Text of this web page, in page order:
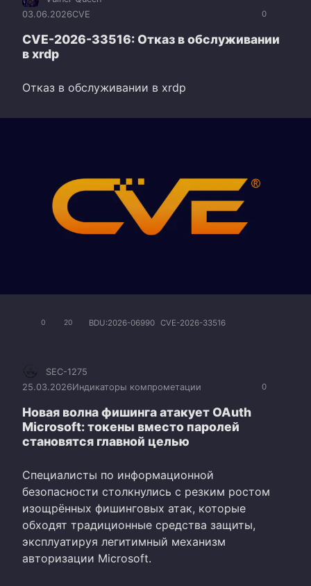
0
03.06.2026CVE
CVE-2026-33516: Отказ в обслуживании
в xrdp
Отказ в обслуживании в xrdp
0 20 BDU:2026-06990 CVE-2026-33516
0
SEC-1275
25.03.2026Индикаторы компрометации
Новая волна фишинга атакует OAuth
Microsoft: токены вместо паролей
становятся главной целью
Специалисты по информационной
безопасности столкнулись с резким ростом
изощрённых фишинговых атак, которые
обходят традиционные средства защиты,
эксплуатируя легитимный механизм
авторизации Microsoft.